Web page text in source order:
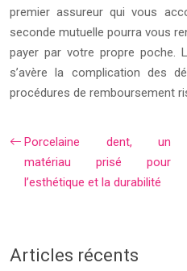
premier assureur qui vous
seconde mutuelle pourra vous
payer par votre propre poche.
s’avère la complication des
procédures de remboursement
Porcelaine dent, un
matériau prisé pour
l’esthétique et la durabilité
Articles récents